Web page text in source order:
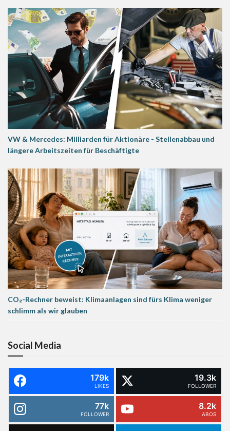
VW & Mercedes: Milliarden für Aktionäre - Stellenabbau und
längere Arbeitszeiten für Beschäftigte
CO₂-Rechner beweist: Klimaanlagen sind fürs Klima weniger
schlimm als wir glauben
Social Media
179k
LIKES
19.3k
FOLLOWER
77k
FOLLOWER
8.2k
ABOS